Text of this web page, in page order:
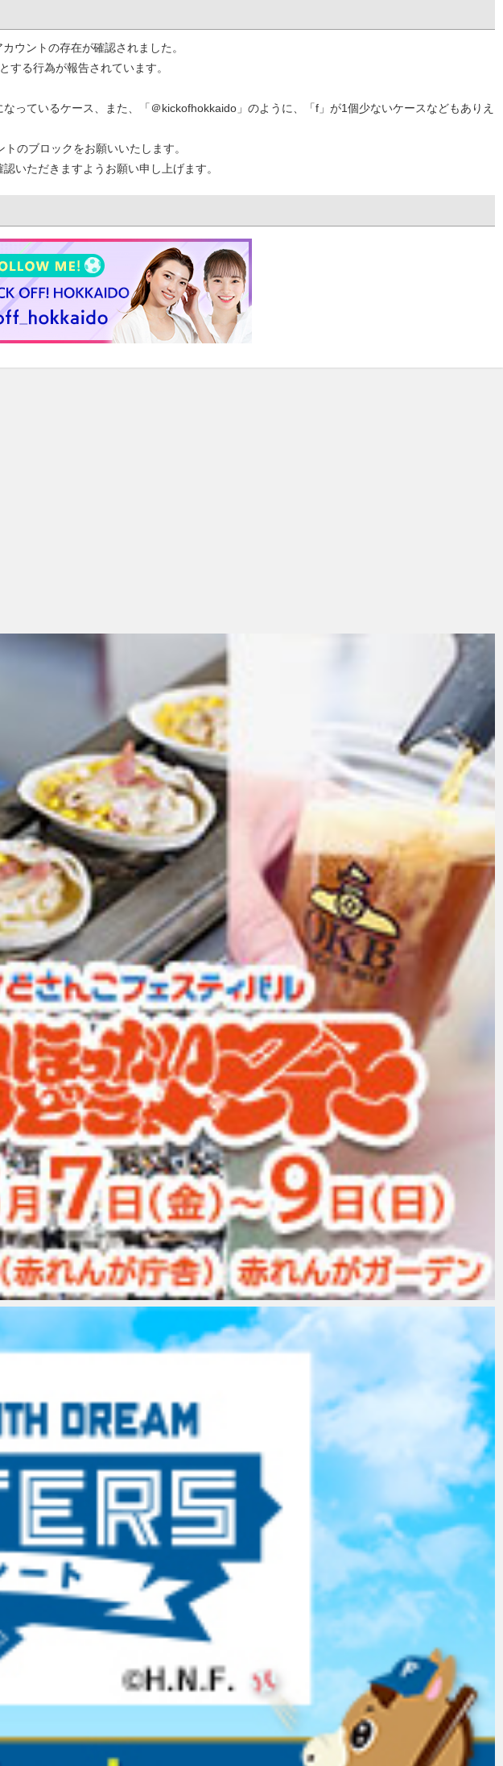
ウントの存在が確認されました。
る行為が報告されています。
ているケース、また、「＠kickofhokkaido」のように、「f」が1個少ないケースなどもありえ
のブロックをお願いいたします。
いただきますようお願い申し上げます。